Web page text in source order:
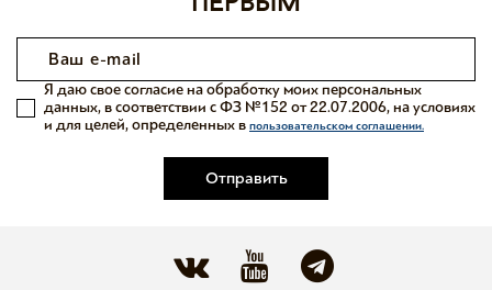
Отправить
Я даю свое согласие на обработку моих персональных
данных, в соответствии с ФЗ №152 от 22.07.2006, на условиях
и для целей, определенных в пользовательском соглашении.